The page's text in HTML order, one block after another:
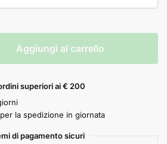
Aggiungi al carrello
superiori ai € 200
la spedizione in giornata
di pagamento sicuri